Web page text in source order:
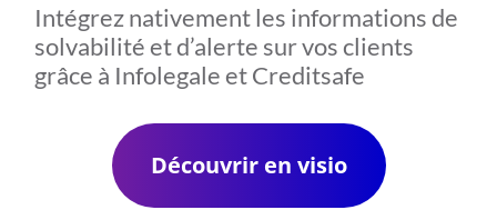
Intégrez nativement les informations de
solvabilité et d’alerte sur vos clients
grâce à Infolegale et Creditsafe
Découvrir en visio